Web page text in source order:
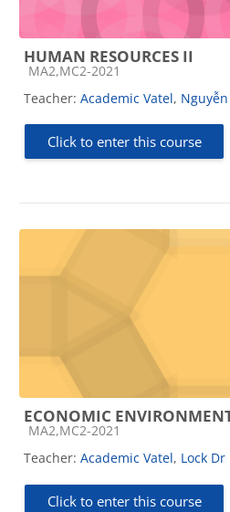
HUMAN RESOURCES II
Course category
MA2,MC2-2021
Teacher: Academic Vatel,
Click to enter this course
ECONOMIC
Course category
MA2,MC2-2021
Teacher: Academic Vatel, Lock Dr
Click to enter this course